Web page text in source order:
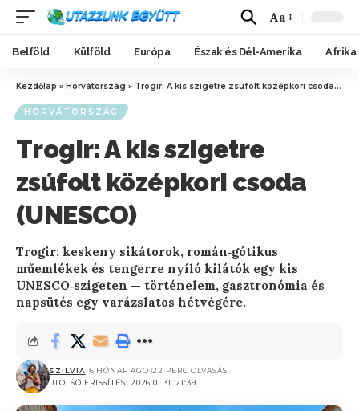
Aa
Belföld Külföld Európa Észak és Dél-Amerika Afrika
Kezdőlap » Horvátország » Trogir: A kis szigetre zsúfolt középkori csoda (UNESCO)
HORVÁTORSZÁG
Trogir: A kis szigetre
zsúfolt középkori csoda
(UNESCO)
Trogir: keskeny sikátorok, román‑gótikus
műemlékek és tengerre nyíló kilátók egy kis
UNESCO‑szigeten — történelem, gasztronómia és
napsütés egy varázslatos hétvégére.
UTOLSÓ FRISSÍTÉS: 2026.01.31. 21:39
SZILVIA 6 HÓNAP AGO 22 PERC OLVASÁS